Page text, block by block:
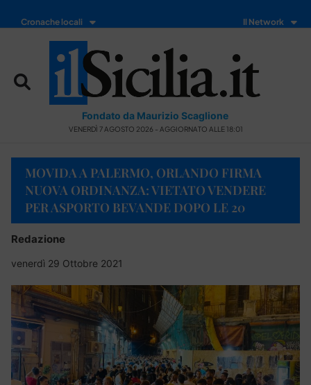
Cronache locali Il Network
Fondato da Maurizio Scaglione
VENERDÌ 7 AGOSTO 2026 - AGGIORNATO ALLE 18:01
MOVIDA A PALERMO, ORLANDO FIRMA
NUOVA ORDINANZA: VIETATO VENDERE
PER ASPORTO BEVANDE DOPO LE 20
Redazione
venerdì 29 Ottobre 2021